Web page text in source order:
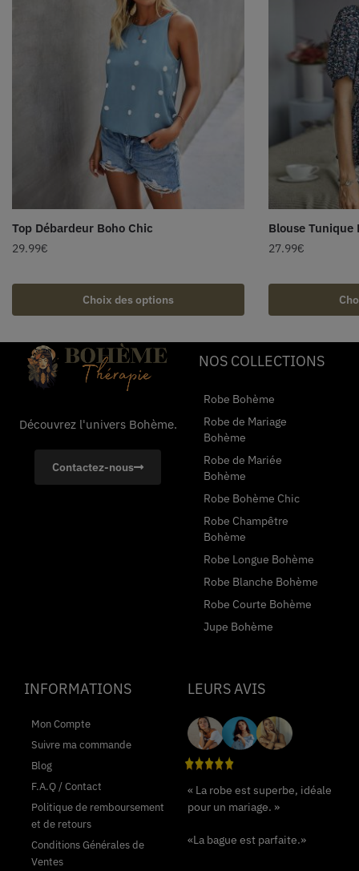
Top Débardeur Boho Chic
29.99€
Choix des options
Blouse Tunique
27.99€
Découvrez l'univers Bohème.
Contactez-nous
NOS COLLECTIONS
Robe Bohème
Robe de Mariage
Bohème
Robe de Mariée
Bohème
Robe Bohème Chic
Robe Champêtre
Bohème
Robe Longue Bohème
Robe Blanche Bohème
Robe Courte Bohème
Jupe Bohème
INFORMATIONS
Mon Compte
Suivre ma commande
Blog
F.A.Q / Contact
Politique de remboursement
et de retours
Conditions Générales de
Ventes
LEURS AVIS
« La robe est superbe, idéale
pour un mariage. »
«La bague est parfaite.»